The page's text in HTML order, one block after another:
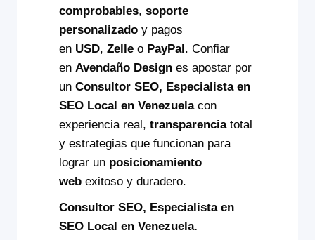
comprobables, soporte
personalizado y pagos
en USD, Zelle o PayPal. Confiar
en Avendaño Design es apostar por
un Consultor SEO, Especialista en
SEO Local en Venezuelacon
experiencia real, transparenciatotal
y estrategias que funcionan para
lograr un posicionamiento
web exitoso y duradero.
Consultor SEO, Especialista en
SEO Local en Venezuela.